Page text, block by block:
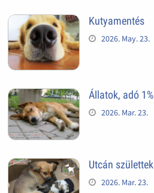
Kutyamentés
2026. May. 23.
Állatok, adó 1%
2026. Mar. 23.
Utcán születtek
2026. Mar. 23.